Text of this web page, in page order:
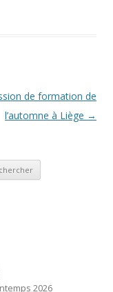
de formation de
l’automne à Liège →
2026